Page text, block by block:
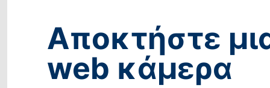
Αποκτήστε
web κάμερα